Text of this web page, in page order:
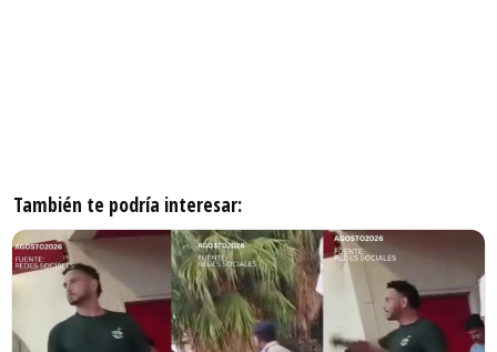
También te podría interesar: